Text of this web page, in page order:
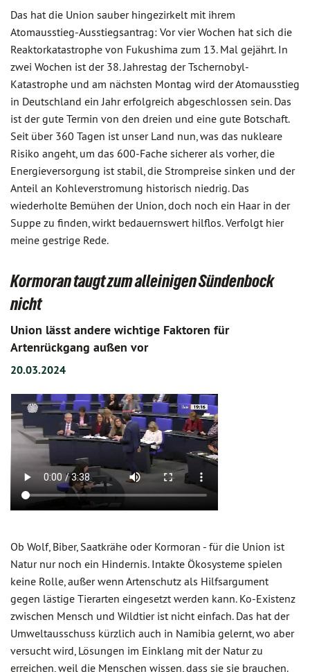
Das hat die Union sauber hingezirkelt mit ihrem
Atomausstieg-Ausstiegsantrag: Vor vier Wochen hat sich die
Reaktorkatastrophe von Fukushima zum 13. Mal gejährt. In
zwei Wochen ist der 38. Jahrestag der Tschernobyl-
Katastrophe und am nächsten Montag wird der Atomausstieg
in Deutschland ein Jahr erfolgreich abgeschlossen sein. Das
ist der gute Termin von den dreien und eine gute Botschaft.
Seit über 360 Tagen ist unser Land nun, was das nukleare
Risiko angeht, um das 600-Fache sicherer als vorher, die
Energieversorgung ist stabil, die Strompreise sinken und der
Anteil an Kohleverstromung historisch niedrig. Das
wiederholte Bemühen der Union, doch noch ein Haar in der
Suppe zu finden, wirkt bedauernswert hilflos. Verfolgt hier
meine gestrige Rede.
Kormoran taugt zum alleinigen Sündenbock
nicht
Union lässt andere wichtige Faktoren für
Artenrückgang außen vor
20.03.2024
Ob Wolf, Biber, Saatkrähe oder Kormoran - für die Union ist
Natur nur noch ein Hindernis. Intakte Ökosysteme spielen
keine Rolle, außer wenn Artenschutz als Hilfsargument
gegen lästige Tierarten eingesetzt werden kann. Ko-Existenz
zwischen Mensch und Wildtier ist nicht einfach. Das hat der
Umweltausschuss kürzlich auch in Namibia gelernt, wo aber
versucht wird, Lösungen im Einklang mit der Natur zu
erreichen, weil die Menschen wissen, dass sie sie brauchen.